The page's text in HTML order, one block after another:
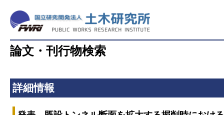
論文・刊行物検索
詳細情報